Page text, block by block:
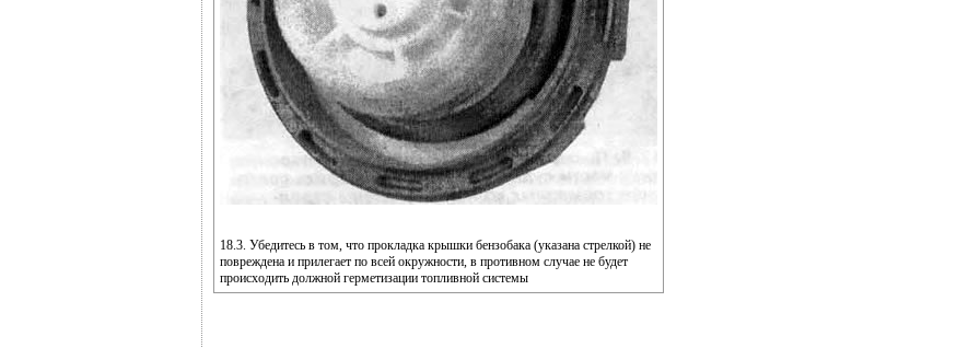
18.3. Убедитесь в том, что прокладка крышки бензобака (указана стрелкой) не
повреждена и прилегает по всей окружности, в противном случае не будет
происходить должной герметизации топливной системы